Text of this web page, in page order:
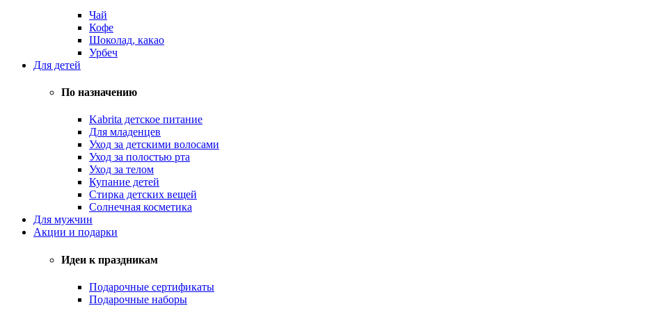
Чай
Кофе
Шоколад, какао
Урбеч
Для детей
По назначению
Kabrita детское питание
Для младенцев
Уход за детскими волосами
Уход за полостью рта
Уход за телом
Купание детей
Стирка детских вещей
Солнечная косметика
Для мужчин
Акции и подарки
Идеи к праздникам
Подарочные сертификаты
Подарочные наборы